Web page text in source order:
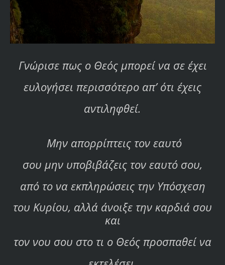
Γνώρισε πως ο Θεός μπορεί να σε έχει
ευλογήσει περισσότερο απ’ ότι έχεις
αντιληφθεί.
Μην απορρίπτεις τον εαυτό
σου μην υποβιβάζεις τον εαυτό σου,
από το να εκπληρώσεις την Υπόσχεση
του Κυρίου, αλλά άνοιξε την καρδιά σου
και
τον νου σου στο τι ο Θεός προσπαθεί να